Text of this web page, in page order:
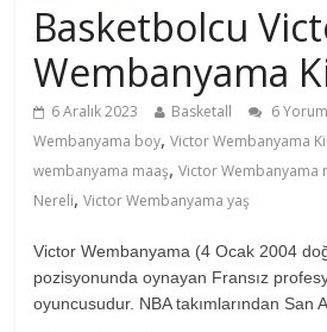
Basketbolcu
Wembanyama
6 Aralık 2023 Basketall 6 Yorum
Wembanyama boy,Victor Wembanyama
wembanyama maaş,Victor Wembanyama
Nereli,Victor Wembanyama yaş
Victor Wembanyama (4 Ocak 2004
pozisyonunda oynayan Fransız
oyuncusudur. NBA takımlarından San